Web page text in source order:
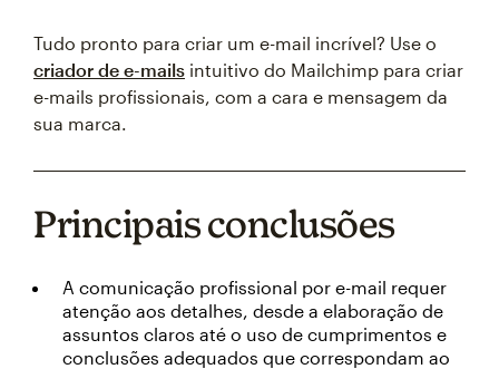
Tudo pronto para criar um e-mail incrível? Use o
criador de e-mails intuitivo do Mailchimp para criar
e-mails profissionais, com a cara e mensagem da
sua marca.
Principais conclusões
A comunicação profissional por e-mail requer
atenção aos detalhes, desde a elaboração de
assuntos claros até o uso de cumprimentos e
conclusões adequados que correspondam ao